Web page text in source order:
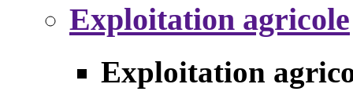
Exploitation agricole
Exploitation